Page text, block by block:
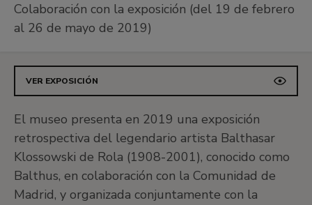
Colaboración con la exposición (del 19 de febrero
al 26 de mayo de 2019)
VER EXPOSICIÓN
El museo presenta en 2019 una exposición
retrospectiva del legendario artista Balthasar
Klossowski de Rola (1908-2001), conocido como
Balthus, en colaboración con la Comunidad de
Madrid, y organizada conjuntamente con la